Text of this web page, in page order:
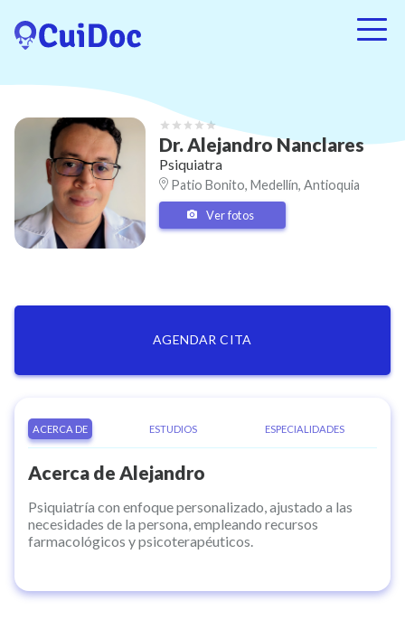
Dr.AlejandroNanclares
Psiquiatra
Patio Bonito, Medellín, Antioquia
Ver fotos
AGENDAR CITA
ACERCA DE ESTUDIOS ESPECIALIDADES
Acerca de Alejandro
Psiquiatría con enfoque personalizado, ajustado a las
necesidades de la persona, empleando recursos
farmacológicos y psicoterapéuticos.